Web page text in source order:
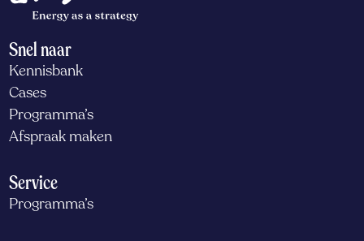
Snel naar
Kennisbank
Cases
Programma’s
Afspraak maken
Service
Programma’s